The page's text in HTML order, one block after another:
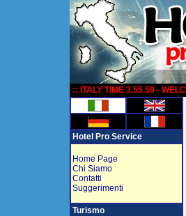
:: ITALY TIME 3.55.59 -
Hotel Pro Service
Home Page
Chi Siamo
Contatti
Suggerimenti
Turismo